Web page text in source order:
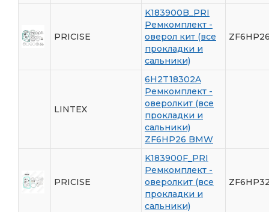
PRICISE
K183900B_PRI
Ремкомплект -
оверол кит (все
прокладки и
сальники)
LINTEX
6H2T18302A
Ремкомплект -
оверолкит (все
прокладки и
сальники)
ZF6HP26 BMW
PRICISE
K183900F_PRI
Ремкомплект -
оверолкит (все
прокладки и
сальники)